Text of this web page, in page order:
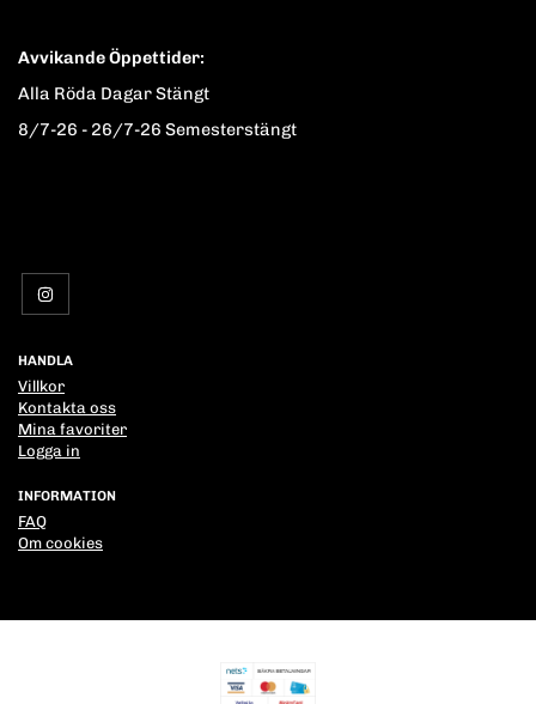
Avvikande Öppettider:
Alla Röda Dagar Stängt
8/7-26 - 26/7-26 Semesterstängt
HANDLA
Villkor
Kontakta oss
Mina favoriter
Logga in
INFORMATION
FAQ
Om cookies